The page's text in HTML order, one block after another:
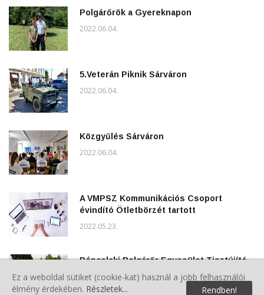
Polgárőrök a Gyereknapon
2022.06.04.
5.Veterán Piknik Sárváron
2022.06.04.
Közgyűlés Sárváron
2022.06.04.
A VMPSZ Kommunikációs Csoport
évindító Ötletbörzét tartott
2022.05.23.
Répcelaki Polgárőr Egyesület Tisztújító
Közgyűlése
2022.05.22.
Ez a weboldal sütiket (cookie-kat) használ a jobb felhasználói
élmény érdekében. Részletek... Rendben!